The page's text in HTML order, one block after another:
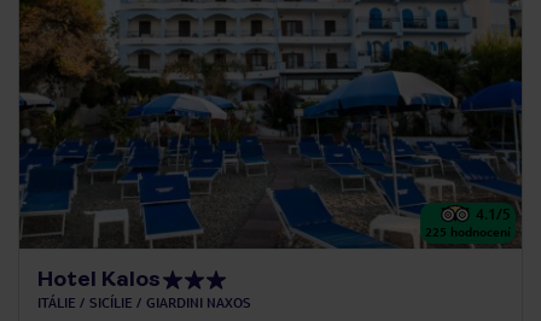
4.1/5
225 hodnocení
Hotel Kalos
ITÁLIE SICÍLIE GIARDINI NAXOS